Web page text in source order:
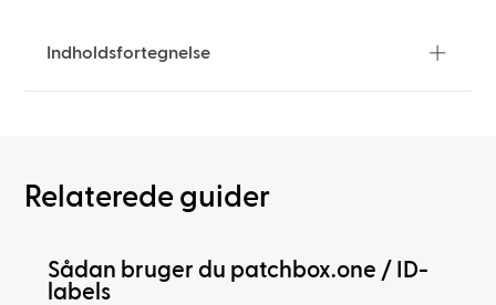
Indholdsfortegnelse
Relaterede guider
Sådan bruger du patchbox.one / ID-
labels